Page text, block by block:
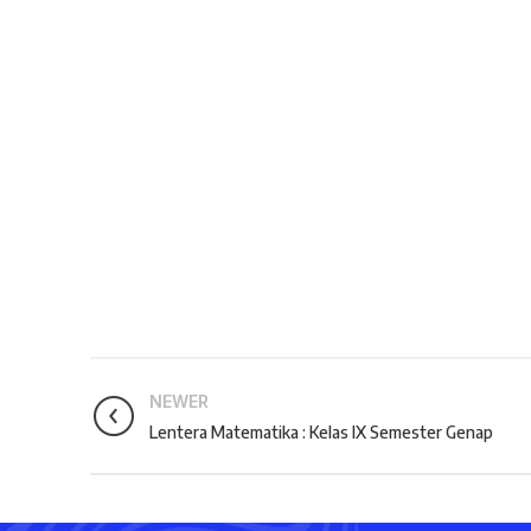
NEWER
Lentera Matematika : Kelas IX Semester Genap